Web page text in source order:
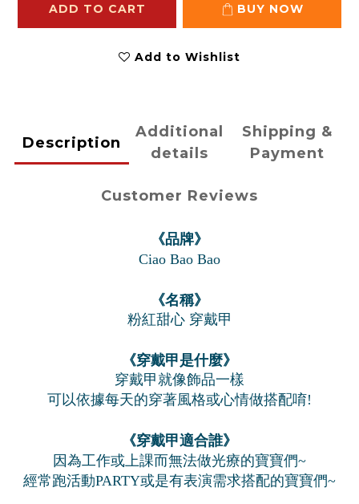
ADD TO CART BUY NOW
Add to Wishlist
Description
Additional
details
Shipping &
Payment
Customer Reviews
《品牌》
Ciao Bao Bao
《名稱》
粉紅甜心 穿戴甲
《穿戴甲是什麼》
穿戴甲就像飾品一樣
可以依據每天的穿著風格或心情做搭配唷!
《穿戴甲適合誰》
因為工作或上課而無法做光療的寶寶們~
經常跑活動PARTY或是有表演需求搭配的寶寶們~